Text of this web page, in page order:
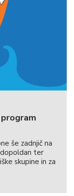
še zadnjič na
ter
skupine in za